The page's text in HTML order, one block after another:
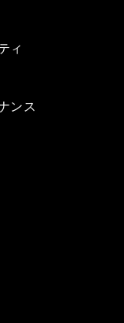
ィ
ンス